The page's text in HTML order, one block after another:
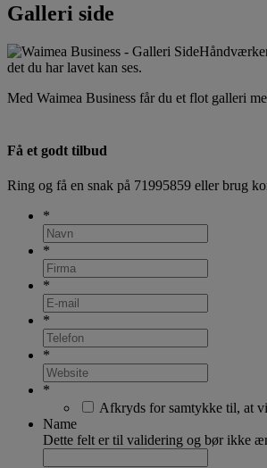
Galleri side
det du har lavet kan ses.
Med Waimea Business får du et flot galleri
Få et godt tilbud
Ring og få en snak på 71995859 eller brug
*
*
*
*
*
*
Afkryds for samtykke til, at
Name
Dette felt er til validering og bør ikke